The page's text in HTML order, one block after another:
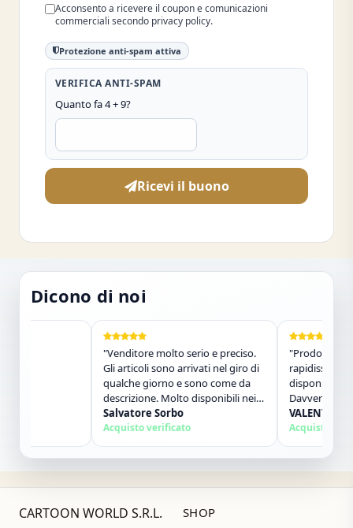
Acconsento a ricevere il coupon e comunicazioni
commerciali secondo privacy policy.
Protezione anti-spam attiva
VERIFICA ANTI-SPAM
Quanto fa 4 + 9?
Ricevi il buono
Dicono di noi
"Venditore molto serio e preciso.
Gli articoli sono arrivati nel giro di
qualche giorno e sono come da
descrizione. Molto disponibili nei
contatti. Consigliato."
Salvatore Sorbo
Acquisto verificato
"Prodotto
rapidissimi.
disponibile e
Davvero un
consiglierò
comprerò
VALENTINA
Acquisto verificato
CARTOON WORLD S.R.L.
SHOP